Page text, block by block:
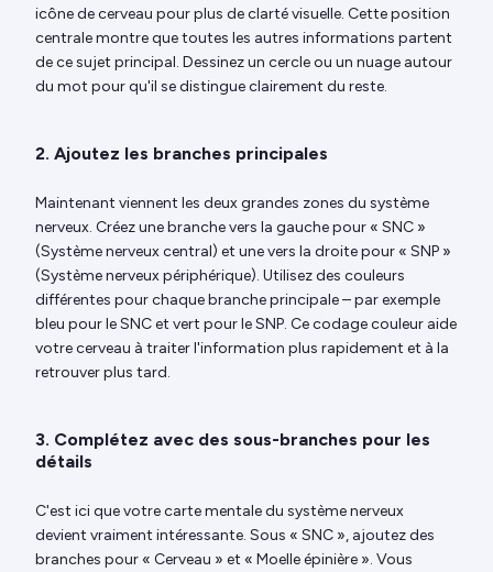
icône de cerveau pour plus de clarté visuelle. Cette position
centrale montre que toutes les autres informations partent
de ce sujet principal. Dessinez un cercle ou un nuage autour
du mot pour qu'il se distingue clairement du reste.
2. Ajoutez les branches principales
Maintenant viennent les deux grandes zones du système
nerveux. Créez une branche vers la gauche pour « SNC »
(Système nerveux central) et une vers la droite pour « SNP »
(Système nerveux périphérique). Utilisez des couleurs
différentes pour chaque branche principale – par exemple
bleu pour le SNC et vert pour le SNP. Ce codage couleur aide
votre cerveau à traiter l'information plus rapidement et à la
retrouver plus tard.
3. Complétez avec des sous-branches pour les
détails
C'est ici que votre carte mentale du système nerveux
devient vraiment intéressante. Sous « SNC », ajoutez des
branches pour « Cerveau » et « Moelle épinière ». Vous